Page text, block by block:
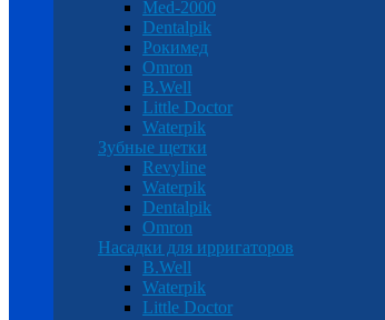
Med-2000
Dentalpik
Рокимед
Omron
B.Well
Little Doctor
Waterpik
Зубные щетки
Revyline
Waterpik
Dentalpik
Omron
Насадки для ирригаторов
B.Well
Waterpik
Little Doctor